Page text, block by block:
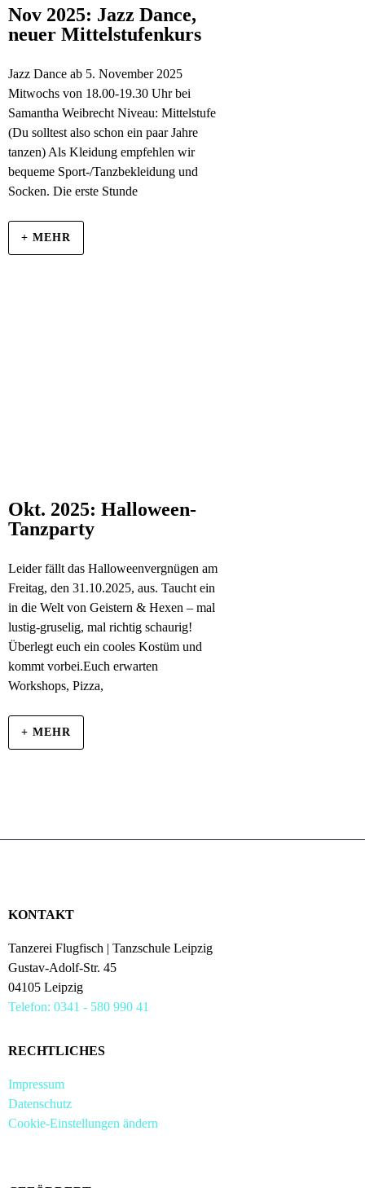
Nov 2025: Jazz Dance,
neuer Mittelstufenkurs
Jazz Dance ab 5. November 2025
Mitwochs von 18.00-19.30 Uhr bei
Samantha Weibrecht Niveau: Mittelstufe
(Du solltest also schon ein paar Jahre
tanzen) Als Kleidung empfehlen wir
bequeme Sport-/Tanzbekleidung und
Socken. Die erste Stunde
+ MEHR
Okt. 2025: Halloween-
Tanzparty
Leider fällt das Halloweenvergnügen am
Freitag, den 31.10.2025, aus. Taucht ein
in die Welt von Geistern & Hexen – mal
lustig-gruselig, mal richtig schaurig!
Überlegt euch ein cooles Kostüm und
kommt vorbei.Euch erwarten
Workshops, Pizza,
+ MEHR
KONTAKT
Tanzerei Flugfisch | Tanzschule Leipzig
Gustav-Adolf-Str. 45
04105 Leipzig
Telefon: 0341 - 580 990 41
RECHTLICHES
Impressum
Datenschutz
Cookie-Einstellungen ändern